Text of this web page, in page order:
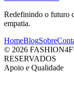
Redefinindo o futuro
empatia.
HomeBlogSobre
© 2026
RESERVADOS
Apoio e Qualidade